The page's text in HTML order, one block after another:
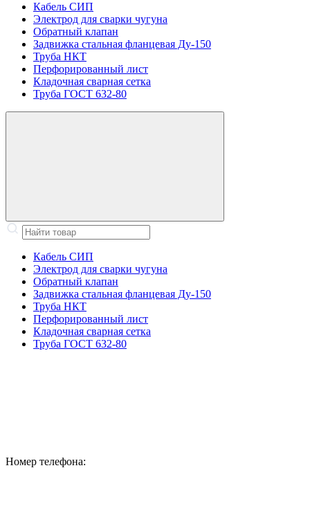
Кабель СИП
Электрод для сварки чугуна
Обратный клапан
Задвижка стальная фланцевая Ду-150
Труба НКТ
Перфорированный лист
Кладочная сварная сетка
Труба ГОСТ 632-80
Кабель СИП
Электрод для сварки чугуна
Обратный клапан
Задвижка стальная фланцевая Ду-150
Труба НКТ
Перфорированный лист
Кладочная сварная сетка
Труба ГОСТ 632-80
Номер телефона: